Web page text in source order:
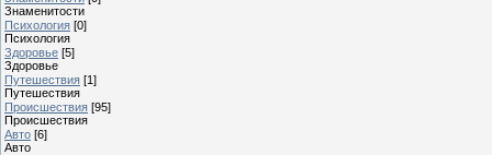
Знаменитости
Психология [0]
Психология
Здоровье [5]
Здоровье
Путешествия [1]
Путешествия
Проиcшествия [95]
Проиcшествия
Авто [6]
Авто